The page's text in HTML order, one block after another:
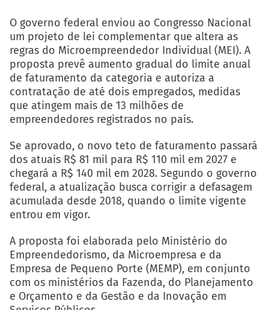
O governo federal enviou ao Congresso Nacional
um projeto de lei complementar que altera as
regras do Microempreendedor Individual (MEI). A
proposta prevê aumento gradual do limite anual
de faturamento da categoria e autoriza a
contratação de até dois empregados, medidas
que atingem mais de 13 milhões de
empreendedores registrados no país.
Se aprovado, o novo teto de faturamento passará
dos atuais R$ 81 mil para R$ 110 mil em 2027 e
chegará a R$ 140 mil em 2028. Segundo o governo
federal, a atualização busca corrigir a defasagem
acumulada desde 2018, quando o limite vigente
entrou em vigor.
A proposta foi elaborada pelo Ministério do
Empreendedorismo, da Microempresa e da
Empresa de Pequeno Porte (MEMP), em conjunto
com os ministérios da Fazenda, do Planejamento
e Orçamento e da Gestão e da Inovação em